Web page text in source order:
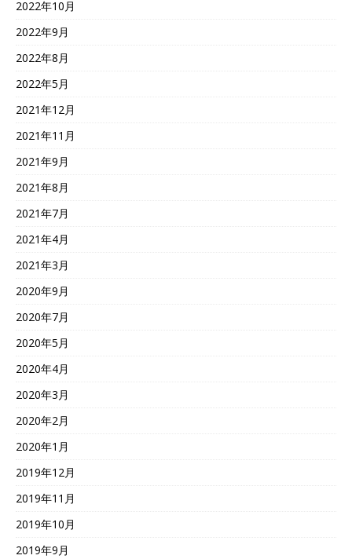
2022年10月
2022年9月
2022年8月
2022年5月
2021年12月
2021年11月
2021年9月
2021年8月
2021年7月
2021年4月
2021年3月
2020年9月
2020年7月
2020年5月
2020年4月
2020年3月
2020年2月
2020年1月
2019年12月
2019年11月
2019年10月
2019年9月